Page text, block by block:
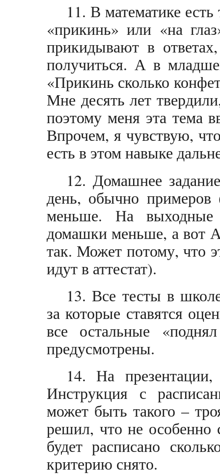
11. В математике
«прикинь» или «на
прикидывают в
получиться. А в
«Прикинь сколько
Мне десять лет
поэтому меня эта тема
Впрочем, я чувствую,
есть в этом навыке
12. Домашнее
день, обычно примеров
меньше. На
домашки меньше, а вот
так. Может потому, что
идут в аттестат).
13. Все тесты в
за которые ставятся
все остальные
предусмотрены.
14. На
Инструкция с
может быть такого –
решил, что не особенно
будет расписано
критерию снято.